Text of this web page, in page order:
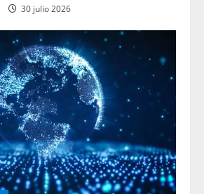
30 julio 2026